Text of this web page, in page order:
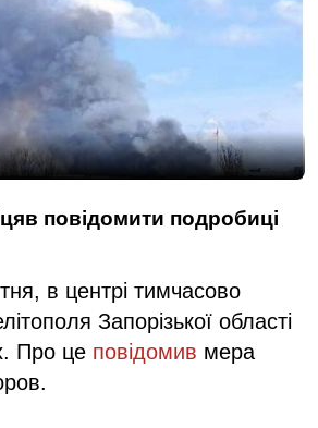
повідомити подробиці
в центрі тимчасово
Запорізької області
Про це повідомив мера